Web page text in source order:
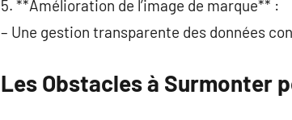
5. **Amélioration de l’image de marque** :
– Une gestion transparente des données
Les Obstacles à Surmonter